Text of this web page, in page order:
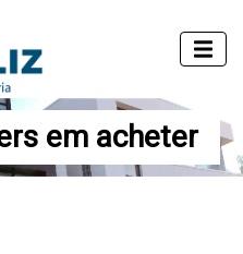
em acheter